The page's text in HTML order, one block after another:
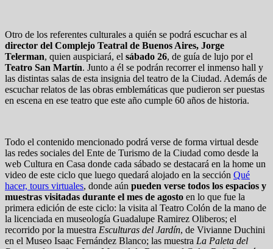
Otro de los referentes culturales a quién se podrá escuchar es al
director del Complejo Teatral de Buenos Aires, Jorge
Telerman, quien auspiciará, el sábado 26, de guía de lujo por el
Teatro San Martín. Junto a él se podrán recorrer el inmenso hall y
las distintas salas de esta insignia del teatro de la Ciudad. Además de
escuchar relatos de las obras emblemáticas que pudieron ser puestas
en escena en ese teatro que este año cumple 60 años de historia.
Todo el contenido mencionado podrá verse de forma virtual desde
las redes sociales del Ente de Turismo de la Ciudad como desde la
web Cultura en Casa donde cada sábado se destacará en la home un
video de este ciclo que luego quedará alojado en la sección Qué
hacer, tours virtuales, donde aún pueden verse todos los espacios y
muestras visitadas durante el mes de agosto en lo que fue la
primera edición de este ciclo: la visita al Teatro Colón de la mano de
la licenciada en museología Guadalupe Ramirez Oliberos; el
recorrido por la muestra Esculturas del Jardín, de Vivianne Duchini
en el Museo Isaac Fernández Blanco; las muestra La Paleta del